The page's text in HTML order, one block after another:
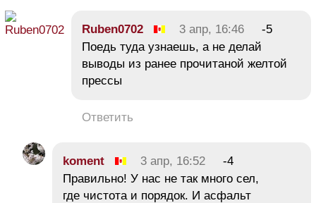
Ruben0702 3 апр, 16:46
-5
Поедь туда узнаешь, а не делай
выводы из ранее прочитаной желтой
прессы
Ответить
koment 3 апр, 16:52
-4
Правильно! У нас не так много сел,
где чистота и порядок. И асфальт